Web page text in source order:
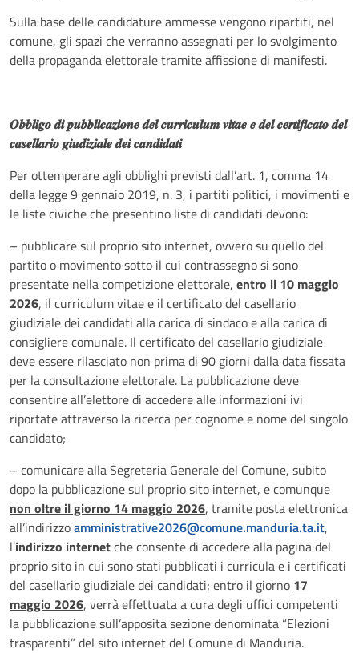
Sulla base delle candidature ammesse vengono ripartiti, nel
comune, gli spazi che verranno assegnati per lo svolgimento
della propaganda elettorale tramite affissione di manifesti.
𝑶𝒃𝒃𝒍𝒊𝒈𝒐𝒅𝒊𝒑𝒖𝒃𝒃𝒍𝒊𝒄𝒂𝒛𝒊𝒐𝒏𝒆𝒅𝒆𝒍𝒄𝒖𝒓𝒓𝒊𝒄𝒖𝒍𝒖𝒎𝒗𝒊𝒕𝒂𝒆𝒆𝒅𝒆𝒍𝒄𝒆𝒓𝒕𝒊𝒇𝒊𝒄𝒂𝒕𝒐𝒅𝒆𝒍
𝒄𝒂𝒔𝒆𝒍𝒍𝒂𝒓𝒊𝒐𝒈𝒊𝒖𝒅𝒊𝒛𝒊𝒂𝒍𝒆𝒅𝒆𝒊𝒄𝒂𝒏𝒅𝒊𝒅𝒂𝒕𝒊
Per ottemperare agli obblighi previsti dall’art. 1, comma 14
della legge 9 gennaio 2019, n. 3, i partiti politici, i movimenti e
le liste civiche che presentino liste di candidati devono:
– pubblicare sul proprio sito internet, ovvero su quello del
partito o movimento sotto il cui contrassegno si sono
presentate nella competizione elettorale, entro il 10 maggio
2026, il curriculum vitae e il certificato del casellario
giudiziale dei candidati alla carica di sindaco e alla carica di
consigliere comunale. Il certificato del casellario giudiziale
deve essere rilasciato non prima di 90 giorni dalla data fissata
per la consultazione elettorale. La pubblicazione deve
consentire all’elettore di accedere alle informazioni ivi
riportate attraverso la ricerca per cognome e nome del singolo
candidato;
– comunicare alla Segreteria Generale del Comune, subito
dopo la pubblicazione sul proprio sito internet, e comunque
non oltre il giorno 14 maggio 2026, tramite posta elettronica
all’indirizzoamministrative2026@comune.manduria.ta.it,
l’indirizzo internetche consente di accedere alla pagina del
proprio sito in cui sono stati pubblicati i curricula e i certificati
del casellario giudiziale dei candidati; entro il giorno 17
maggio 2026, verrà effettuata a cura degli uffici competenti
la pubblicazione sull’apposita sezione denominata “Elezioni
trasparenti” del sito internet del Comune di Manduria.